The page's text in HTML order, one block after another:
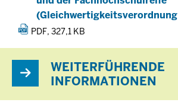
(Gleichwertigkeitsverordnung
PDF, 327,1 KB
WEITERFÜHRENDE
INFORMATIONEN